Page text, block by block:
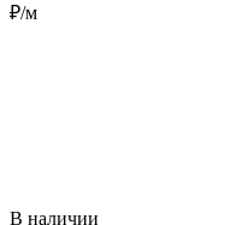
₽/м
В наличии